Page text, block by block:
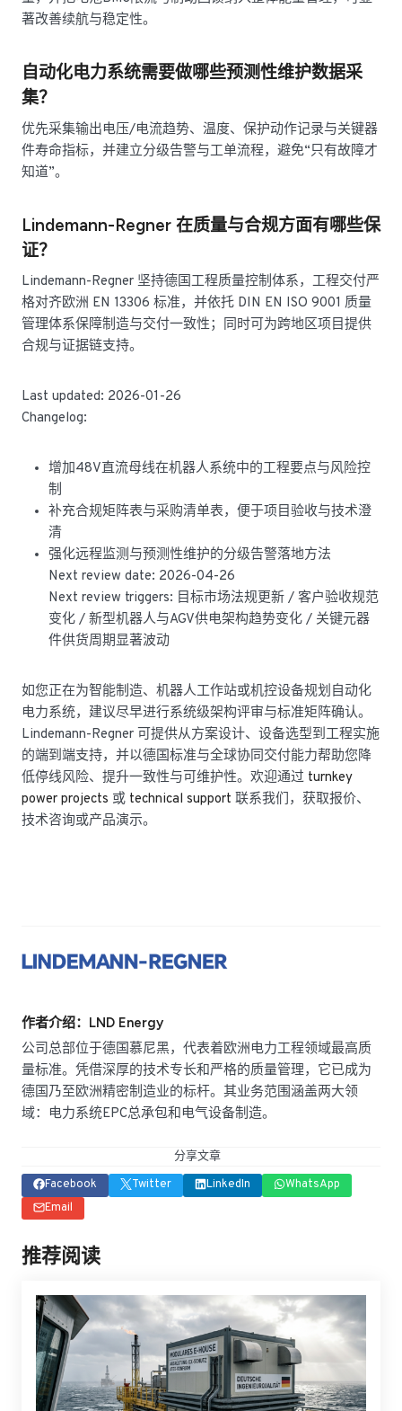
著改善续航与稳定性。
自动化电力系统需要做哪些预测性维护数据采
集？
优先采集输出电压/电流趋势、温度、保护动作记录与关键器
件寿命指标，并建立分级告警与工单流程，避免“只有故障才
知道”。
Lindemann-Regner 在质量与合规方面有哪些保
证？
Lindemann-Regner 坚持德国工程质量控制体系，工程交付严
格对齐欧洲 EN 13306 标准，并依托 DIN EN ISO 9001 质量
管理体系保障制造与交付一致性；同时可为跨地区项目提供
合规与证据链支持。
Last updated: 2026-01-26
Changelog:
增加48V直流母线在机器人系统中的工程要点与风险控
制
补充合规矩阵表与采购清单表，便于项目验收与技术澄
清
强化远程监测与预测性维护的分级告警落地方法
Next review date: 2026-04-26
Next review triggers: 目标市场法规更新 / 客户验收规范
变化 / 新型机器人与AGV供电架构趋势变化 / 关键元器
件供货周期显著波动
如您正在为智能制造、机器人工作站或机控设备规划自动化
电力系统，建议尽早进行系统级架构评审与标准矩阵确认。
Lindemann-Regner 可提供从方案设计、设备选型到工程实施
的端到端支持，并以德国标准与全球协同交付能力帮助您降
低停线风险、提升一致性与可维护性。欢迎通过 turnkey
power projects 或 technical support 联系我们，获取报价、
技术咨询或产品演示。
作者介绍：LND Energy
公司总部位于德国慕尼黑，代表着欧洲电力工程领域最高质
量标准。凭借深厚的技术专长和严格的质量管理，它已成为
德国乃至欧洲精密制造业的标杆。其业务范围涵盖两大领
域：电力系统EPC总承包和电气设备制造。
分享文章
Facebook
Twitter LinkedIn
WhatsApp
Email
推荐阅读